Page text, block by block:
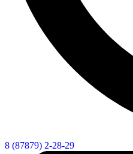
8 (87879) 2-28-29